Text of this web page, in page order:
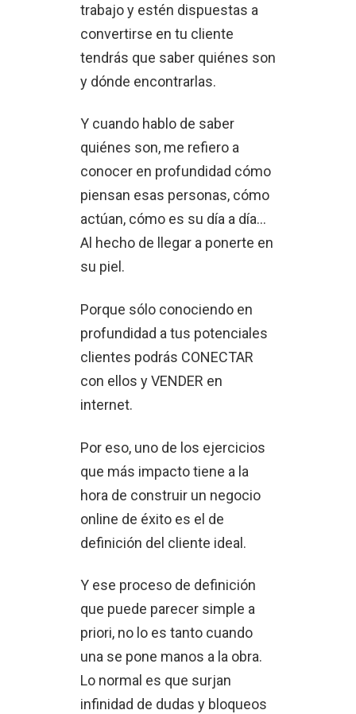
trabajo y estén dispuestas a
convertirse en tu cliente
tendrás que saber quiénes son
y dónde encontrarlas.
Y cuando hablo de saber
quiénes son, me refiero a
conocer en profundidad cómo
piensan esas personas, cómo
actúan, cómo es su día a día...
Al hecho de llegar a ponerte en
su piel.
Porque sólo conociendo en
profundidad a tus potenciales
clientes podrás CONECTAR
con ellos y VENDER en
internet.
Por eso, uno de los ejercicios
que más impacto tiene a la
hora de construir un negocio
online de éxito es el de
definición del cliente ideal.
Y ese proceso de definición
que puede parecer simple a
priori, no lo es tanto cuando
una se pone manos a la obra.
Lo normal es que surjan
infinidad de dudas y bloqueos